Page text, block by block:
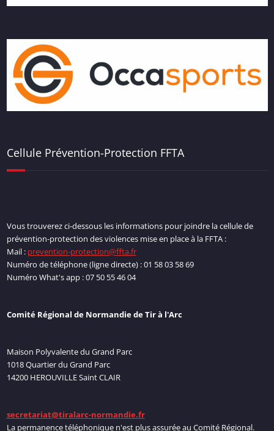
Cellule Prévention-Protection FFTA
Vous trouverez ci-dessous les informations pour joindre la cellule de
prévention-protection des violences mise en place à la FFTA :
Mail : prevention-protection@ffta.fr
Numéro de téléphone (ligne directe) : 01 58 03 58 69
Numéro What's app : 07 50 55 46 04
Comité Régional de Normandie de Tir à l'Arc
Maison Polyvalente du Grand Parc
1018 Quartier du Grand Parc
14200 HEROUVILLE Saint CLAIR
secretariat@tiralarc-normandie.fr
La permanence téléphonique n'est plus assurée au Comité Régional.